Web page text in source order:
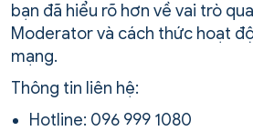
bạn đã hiểu rõ hơn về vai trò
Moderator và cách thức hoạt
mạng.
Thông tin liên hệ:
Hotline: 096 999 1080